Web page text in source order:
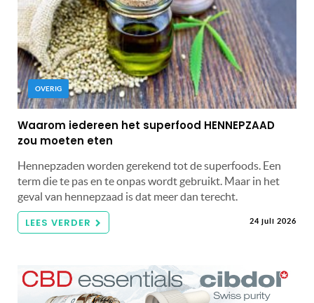
OVERIG
Waarom iedereen het superfood HENNEPZAAD
zou moeten eten
Hennepzaden worden gerekend tot de superfoods. Een
term die te pas en te onpas wordt gebruikt. Maar in het
geval van hennepzaad is dat meer dan terecht.
LEES VERDER 24 juli 2026